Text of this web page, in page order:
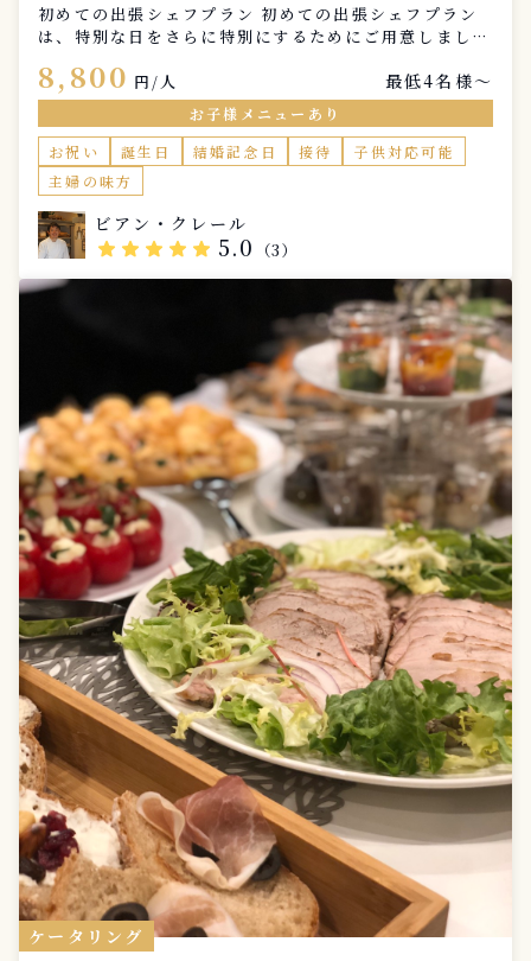
初めての出張シェフプラン 初めての出張シェフプラン
は、特別な日をさらに特別にするためにご用意しまし
料理を提供します。気軽に楽しむことができるこのプラ
ンは、友人や家族との集まりに最適です。 このプラン
は、特別な準備を必要とせず、リラックスして楽しむこ
とができます。シェフがすべてをお任せで準備し、あな
たはただ美味しい料理を楽しむだけです。初めての出張
シェフ体験を、ぜひこのプランでお試しください。
8,800 円/人 最低4名様〜
お子様メニューあり
お祝い
誕生日 結婚記念日 接待
子供対応可能
主婦の味方
ビアン・クレール
star star star star star 5.0 （3）
ケータリング